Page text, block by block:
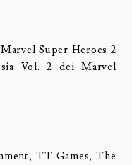
Super Heroes 2
Vol. 2 dei Marvel
TT Games, The